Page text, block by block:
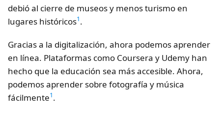
debió al cierre de museos y menos turismo en
lugares históricos1.
Gracias a la digitalización, ahora podemos aprender
en línea. Plataformas como Coursera y Udemy han
hecho que la educación sea más accesible. Ahora,
podemos aprender sobre fotografía y música
fácilmente1.